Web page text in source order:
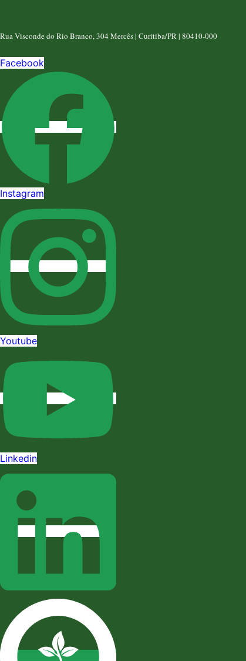
Rua Visconde do Rio Branco, 304 Mercês | Curitiba/PR | 80410-000
Facebook
Instagram
Youtube
Linkedin